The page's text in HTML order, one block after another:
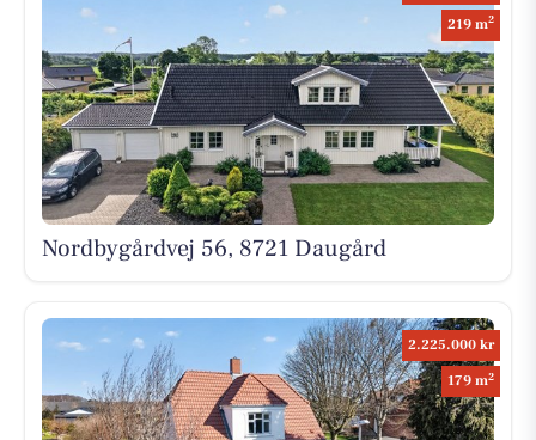
219 m2
Nordbygårdvej 56, 8721 Daugård
2.225.000 kr
179 m2